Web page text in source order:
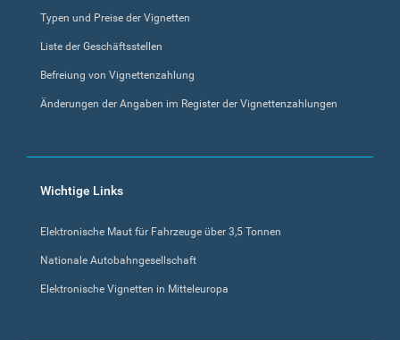
Typen und Preise der Vignetten
Liste der Geschäftsstellen
Befreiung von Vignettenzahlung
Änderungen der Angaben im Register der Vignettenzahlungen
Wichtige Links
Elektronische Maut für Fahrzeuge über 3,5 Tonnen
Nationale Autobahngesellschaft
Elektronische Vignetten in Mitteleuropa